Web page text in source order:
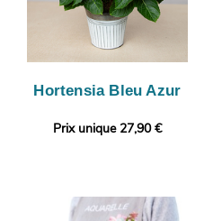
Hortensia Bleu Azur
Prix unique 27,90 €